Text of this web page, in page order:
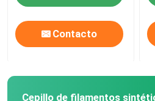
Todos los casos
Contacto
Cepillo de filamentos